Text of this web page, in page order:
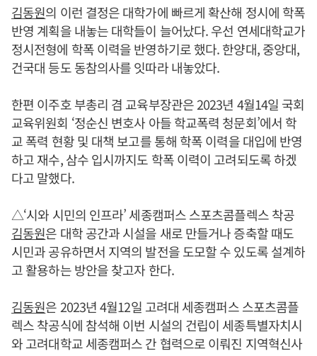
김동원의 이런 결정은 대학가에 빠르게 확산해 정시에 학폭
반영 계획을 내놓는 대학들이 늘어났다. 우선 연세대학교가
정시전형에 학폭 이력을 반영하기로 했다. 한양대, 중앙대,
건국대 등도 동참의사를 잇따라 내놓았다.
한편 이주호 부총리 겸 교육부장관은 2023년 4월14일 국회
교육위원회 ‘정순신 변호사 아들 학교폭력 청문회’에서 학
교 폭력 현황 및 대책 보고를 통해 학폭 이력을 대입에 반영
하고 재수, 삼수 입시까지도 학폭 이력이 고려되도록 하겠
다고 말했다.
△‘시와 시민의 인프라’ 세종캠퍼스 스포츠콤플렉스 착공
김동원은 대학 공간과 시설을 새로 만들거나 증축할 때도
시민과 공유하면서 지역의 발전을 도모할 수 있도록 설계하
고 활용하는 방안을 찾고자 한다.
김동원은 2023년 4월12일 고려대 세종캠퍼스 스포츠콤플
렉스 착공식에 참석해 이번 시설의 건립이 세종특별자치시
와 고려대학교 세종캠퍼스 간 협력으로 이뤄진 지역혁신사